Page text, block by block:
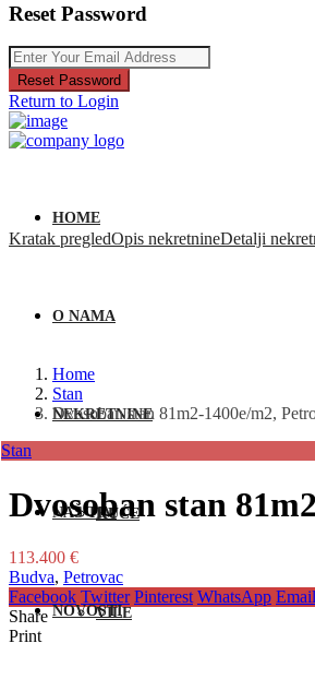
Reset Password
Reset Password
Return to Login
HOME
O NAMA
NEKRETNINE
KUĆE
VILE
NAŠ TIM
NOVOSTI
Kratak pregledOpis nekretnineDetalji
Home
Stan
Dvosoban stan 81m2-1400e/m2,
Stan
Dvosoban stan
113.400 €
Budva, Petrovac
Facebook Twitter Pinterest WhatsApp Email
Share
Print